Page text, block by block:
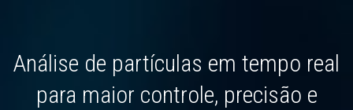
Análise de partículas em tempo real
para maior controle, precisão e